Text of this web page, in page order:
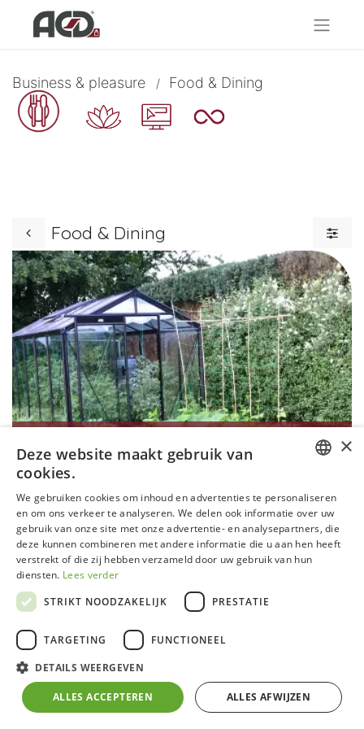
Business & pleasure / Food & Dining
Food & Dining
R205 BLACKLINE
Breedte :2,32 m
Goothoogte:1,79 m
Nokhoogte:2,35 m
Lengte:3,71 m
Type wand:Rechte wand
Kleur:Blackline
GERMAN
FRENCH
×
Deze website maakt gebruik van
cookies.
We gebruiken cookies om inhoud en advertenties te personaliseren
en om ons verkeer te analyseren. We delen ook informatie over uw
gebruik van onze site met onze advertentie- en analysepartners, die
deze kunnen combineren met andere informatie die u aan hen heeft
verstrekt of die zij hebben verzameld door uw gebruik van hun
diensten. Lees verder
STRIKT NOODZAKELIJK
PRESTATIE
TARGETING FUNCTIONEEL
DETAILS WEERGEVEN
ALLES ACCEPTEREN ALLES AFWIJZEN